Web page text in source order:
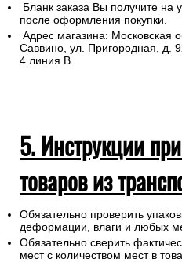
Бланк заказа Вы получите на
после оформления покупки.
Адрес магазина: Московская
Саввино, ул. Пригородная, д.
4 линия В.
5. Инструкции
товаров из
Обязательно проверить
деформации, влаги и любых
Обязательно сверить
мест с количеством мест в